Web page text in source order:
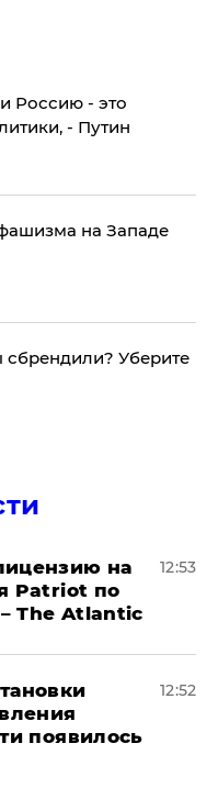
Россию - это
- Путин
на Западе
сбрендили? Уберите
на
Patriot по
The Atlantic
12:53
появилось
12:52